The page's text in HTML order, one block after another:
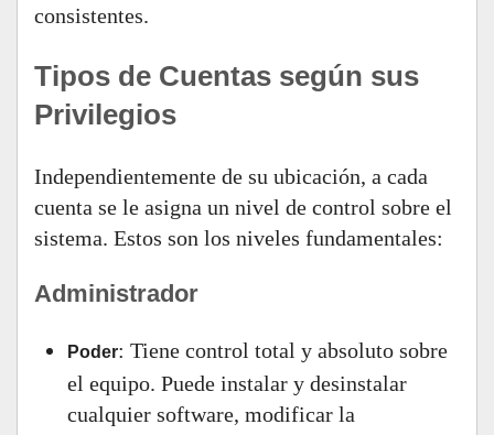
consistentes.
Tipos de Cuentas según sus
Privilegios
Independientemente de su ubicación, a cada
cuenta se le asigna un nivel de control sobre el
sistema. Estos son los niveles fundamentales:
Administrador
Poder: Tiene control total y absoluto sobre
el equipo. Puede instalar y desinstalar
cualquier software, modificar la